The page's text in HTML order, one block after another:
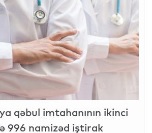
qəbul imtahanının ikinci
996 namizəd iştirak